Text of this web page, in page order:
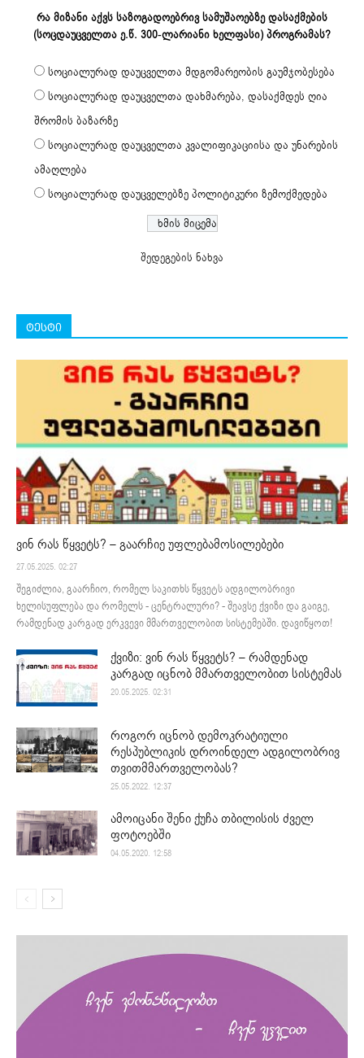
რა მიზანი აქვს საზოგადოებრივ სამუშაოებზე დასაქმების
(სოცდაუცველთა ე.წ. 300-ლარიანი ხელფასი) პროგრამას?
სოციალურად დაუცველთა მდგომარეობის გაუმჯობესება
სოციალურად დაუცველთა დახმარება, დასაქმდეს ღია
შრომის ბაზარზე
სოციალურად დაუცველთა კვალიფიკაციისა და უნარების
ამაღლება
სოციალურად დაუცველებზე პოლიტიკური ზემოქმედება
შედეგების ნახვა
ტესტი
ვინ რას წყვეტს? – გაარჩიე უფლებამოსილებები
27.05.2025. 02:27
შეგიძლია, გაარჩიო, რომელ საკითხს წყვეტს ადგილობრივი
ხელისუფლება და რომელს - ცენტრალური? - შეავსე ქვიზი და გაიგე,
რამდენად კარგად ერკვევი მმართველობით სისტემებში. დავიწყოთ!
ქვიზი: ვინ რას წყვეტს? – რამდენად
კარგად იცნობ მმართველობით სისტემას
20.05.2025. 02:31
როგორ იცნობ დემოკრატიული
რესპუბლიკის დროინდელ ადგილობრივ
თვითმმართველობას?
25.05.2022. 12:37
ამოიცანი შენი ქუჩა თბილისის ძველ
ფოტოებში
04.05.2020. 12:58